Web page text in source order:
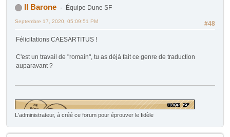
Il Barone Équipe Dune SF
#48
Septembre 17, 2020, 05:09:51 PM
Félicitations CAESARTITUS !
C'est un travail de "romain", tu as déjà fait ce genre de traduction
auparavant ?
L'administrateur, à créé ce forum pour éprouver le fidèle